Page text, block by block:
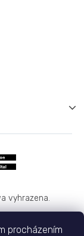
procházením
vyhrazena.